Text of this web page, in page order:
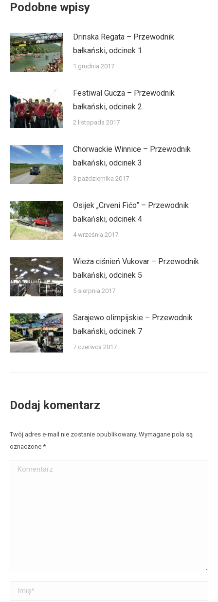
Podobne wpisy
Drinska Regata – Przewodnik
bałkański, odcinek 1
1 grudnia 2017
Festiwal Gucza – Przewodnik
bałkański, odcinek 2
2 listopada 2017
Chorwackie Winnice – Przewodnik
bałkański, odcinek 3
3 października 2017
Osijek „Crveni Fićo” – Przewodnik
bałkański, odcinek 4
4 września 2017
Wieża ciśnień Vukovar – Przewodnik
bałkański, odcinek 5
5 sierpnia 2017
Sarajewo olimpijskie – Przewodnik
bałkański, odcinek 7
7 czerwca 2017
Dodaj komentarz
Twój adres e-mail nie zostanie opublikowany. Wymagane pola są
oznaczone *
Komentarz
Imię *